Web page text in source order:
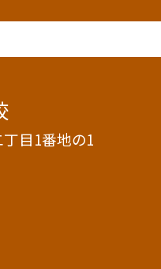
目1番地の1